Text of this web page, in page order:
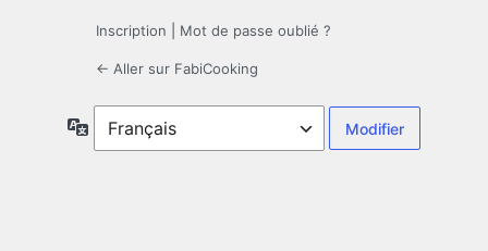
Inscription Mot de passe oublié ?
← Aller sur FabiCooking
Langue